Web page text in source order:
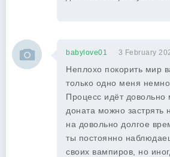
babylove01 3 February
Неплохо покорить мир
только одно меня
Процесс идёт довольно
доната можно застрять
на довольно долгое
ты постоянно
своих вампиров, но